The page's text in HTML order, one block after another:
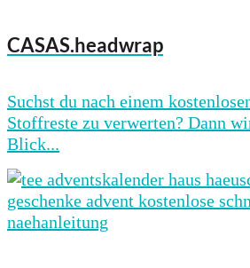
CASAS.headwrap
Suchst du nach einem
Stoffreste zu verwerten? Dann
Blick...